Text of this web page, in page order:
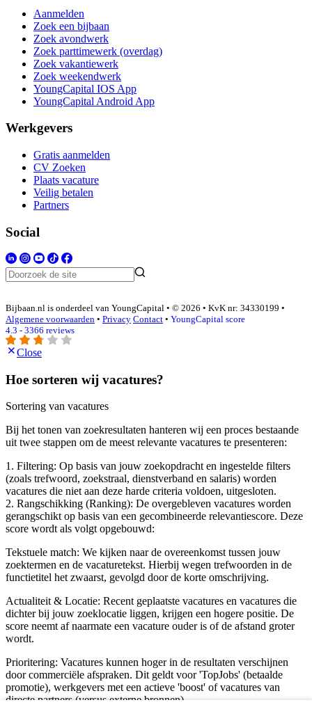
Aanmelden
Zoek een bijbaan
Zoek avondwerk
Zoek parttimewerk (overdag)
Zoek vakantiewerk
Zoek weekendwerk
YoungCapital IOS App
YoungCapital Android App
Werkgevers
Gratis aanmelden
CV Zoeken
Plaats vacature
Veilig betalen
Partners
Social
Bijbaan.nl is onderdeel van YoungCapital • © 2026 • KvK nr: 34330199 •
Algemene voorwaarden • Privacy Contact • YoungCapital score
4.3 - 3366 reviews
Close
Hoe sorteren wij vacatures?
Sortering van vacatures
Bij het tonen van zoekresultaten hanteren wij een proces bestaande
uit twee stappen om de meest relevante vacatures te presenteren:
1. Filtering: Op basis van jouw zoekopdracht en ingestelde filters
(zoals trefwoord, zoekstraal, dienstverband en salaris) worden
vacatures die niet aan deze harde criteria voldoen, uitgesloten.
2. Rangschikking (Ranking): De overgebleven vacatures worden
gerangschikt op basis van een gecombineerde relevantiescore. Deze
score wordt als volgt opgebouwd:
Tekstuele match: We kijken naar de overeenkomst tussen jouw
zoektermen en de vacaturetekst. Hierbij wegen trefwoorden in de
functietitel het zwaarst, gevolgd door de korte omschrijving.
Actualiteit & Locatie: Recent geplaatste vacatures en vacatures die
dichter bij jouw zoeklocatie liggen, krijgen een hogere positie. De
score neemt af naarmate een vacature ouder is of de afstand groter
wordt.
Prioritering: Vacatures kunnen hoger in de resultaten verschijnen
door commerciële afspraken. Dit geldt voor 'TopJobs' (betaalde
promotie), werkgevers met een actieve 'boost' of vacatures van
directe partners (versus externe bronnen).